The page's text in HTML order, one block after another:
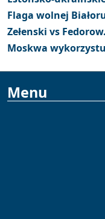
Flaga wolnej
Zełenski vs
Moskwa
Menu